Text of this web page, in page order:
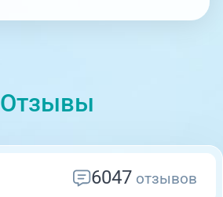
Отзывы
6047 отзывов